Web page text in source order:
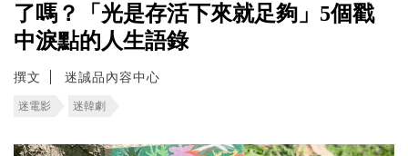
了嗎？「光是存活下來就足夠」5個戳
中淚點的人生語錄
撰文 迷誠品內容中心
迷電影 迷韓劇